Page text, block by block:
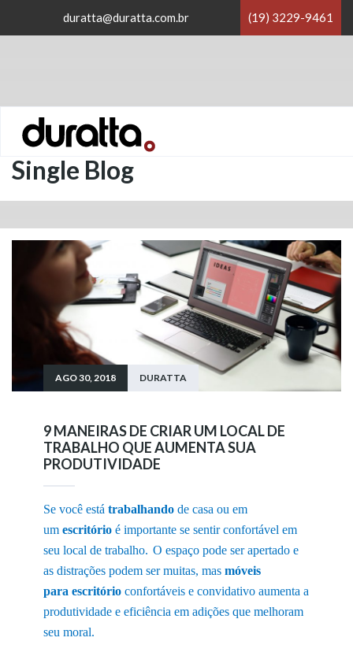
duratta@duratta.com.br (19) 3229-9461
Home /Blog /
Single Blog
AGO 30, 2018 DURATTA
9 MANEIRAS DE CRIAR UM LOCAL DE
TRABALHO QUE AUMENTA SUA
PRODUTIVIDADE
Se você está trabalhando de casa ou em
um escritório é importante se sentir confortável em
seu local de trabalho. O espaço pode ser apertado e
as distrações podem ser muitas, mas móveis
para escritório confortáveis e convidativo aumenta a
produtividade e eficiência em adições que melhoram
seu moral.
×